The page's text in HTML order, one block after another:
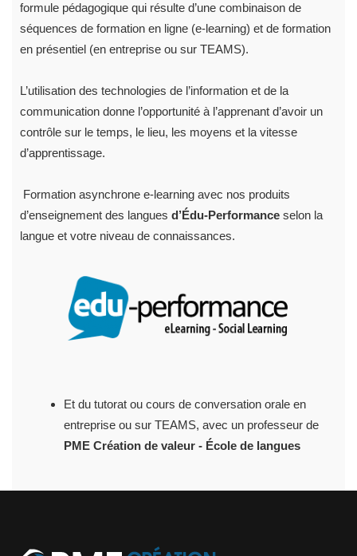
formule pédagogique qui résulte d’une combinaison de
séquences de formation en ligne (e-learning) et de formation
en présentiel (en entreprise ou sur TEAMS).
L’utilisation des technologies de l’information et de la
communication donne l’opportunité à l’apprenant d’avoir un
contrôle sur le temps, le lieu, les moyens et la vitesse
d’apprentissage.
Formation asynchrone e-learning avec nos produits
d’enseignement des langues d’Édu-Performance selon la
langue et votre niveau de connaissances.
Et du tutorat ou cours de conversation orale en
entreprise ou sur TEAMS, avec un professeur de
PME Création de valeur - École de langues